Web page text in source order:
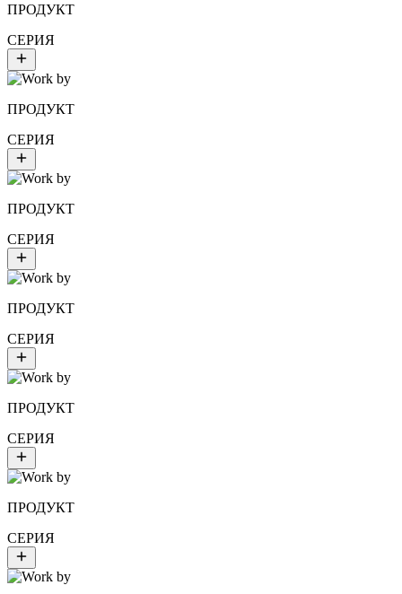
ПРОДУКТ
СЕРИЯ
ПРОДУКТ
СЕРИЯ
ПРОДУКТ
СЕРИЯ
ПРОДУКТ
СЕРИЯ
ПРОДУКТ
СЕРИЯ
ПРОДУКТ
СЕРИЯ